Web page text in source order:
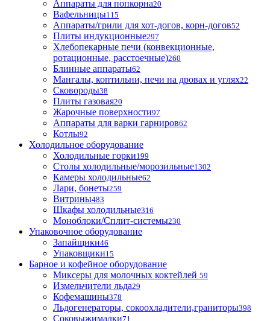
Аппараты для попкорна20
Вафельницы115
Аппараты/грили для хот-догов, корн-догов52
Плиты индукционные297
Хлебопекарные печи (конвекционные,
ротационные, расстоечные)260
Блинные аппараты62
Мангалы, коптильни, печи на дровах и углях22
Сковороды38
Плиты газовая20
Жарочные поверхности97
Аппараты для варки гарниров62
Котлы92
Холодильное оборудование
Холодильные горки199
Столы холодильные/морозильные1302
Камеры холодильные62
Лари, бонеты259
Витрины483
Шкафы холодильные316
Моноблоки/Сплит-системы230
Упаковочное оборудование
Запайщики46
Упаковщики15
Барное и кофейное оборудование
Миксеры для молочных коктейлей 59
Измельчители льда29
Кофемашины378
Льдогенераторы, сокоохладители,граниторы398
Соковыжималки71